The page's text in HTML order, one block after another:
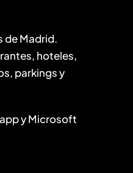
de Madrid.
hoteles,
parkings y
y Microsoft